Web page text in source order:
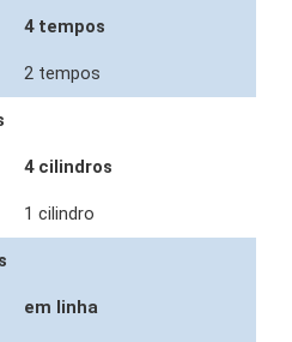
4 tempos
2 tempos
4 cilindros
1 cilindro
em linha